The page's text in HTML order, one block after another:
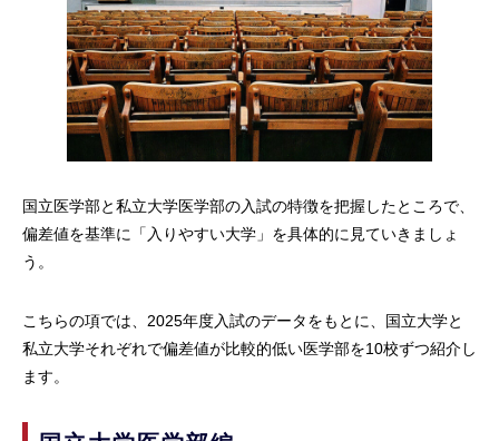
国立医学部と私立大学医学部の入試の特徴を把握したところで、
偏差値を基準に「入りやすい大学」を具体的に見ていきましょ
う。
こちらの項では、2025年度入試のデータをもとに、国立大学と
私立大学それぞれで偏差値が比較的低い医学部を10校ずつ紹介し
ます。